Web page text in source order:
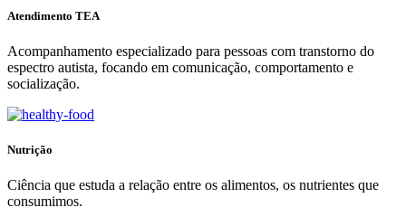
Atendimento TEA
Acompanhamento especializado para pessoas com transtorno do
espectro autista, focando em comunicação, comportamento e
socialização.
Nutrição
Ciência que estuda a relação entre os alimentos, os nutrientes que
consumimos.